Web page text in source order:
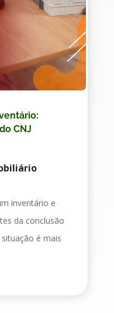
CNJ
inventário e
da conclusão
é mais